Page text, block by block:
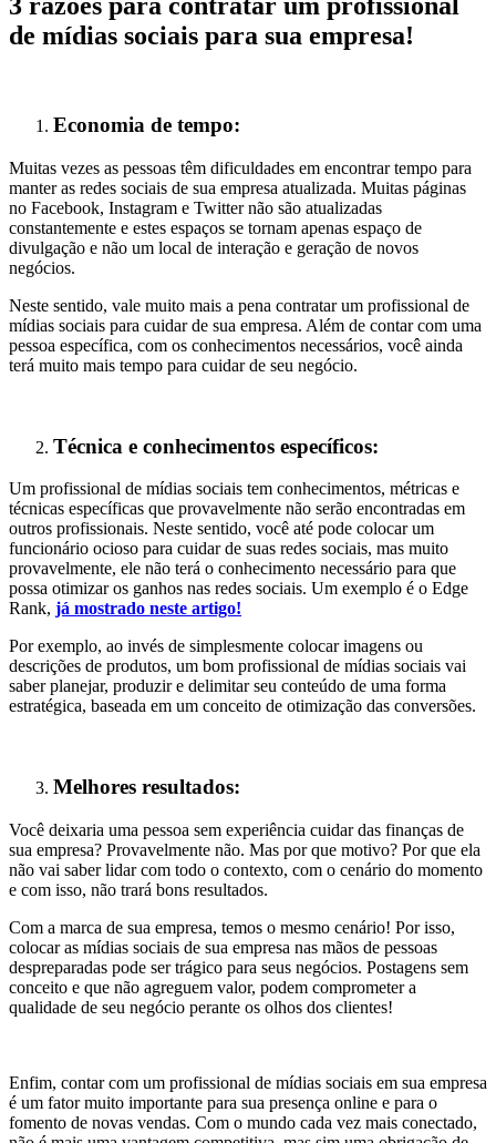
de mídias sociais para sua empresa!
Economia de tempo:
Muitas vezes as pessoas têm dificuldades em encontrar tempo para
manter as redes sociais de sua empresa atualizada. Muitas páginas
no Facebook, Instagram e Twitter não são atualizadas
constantemente e estes espaços se tornam apenas espaço de
divulgação e não um local de interação e geração de novos
negócios.
Neste sentido, vale muito mais a pena contratar um profissional de
mídias sociais para cuidar de sua empresa. Além de contar com uma
pessoa específica, com os conhecimentos necessários, você ainda
terá muito mais tempo para cuidar de seu negócio.
Técnica e conhecimentos específicos:
Um profissional de mídias sociais tem conhecimentos, métricas e
técnicas específicas que provavelmente não serão encontradas em
outros profissionais. Neste sentido, você até pode colocar um
funcionário ocioso para cuidar de suas redes sociais, mas muito
provavelmente, ele não terá o conhecimento necessário para que
possa otimizar os ganhos nas redes sociais. Um exemplo é o Edge
Rank, já mostrado neste artigo!
Por exemplo, ao invés de simplesmente colocar imagens ou
descrições de produtos, um bom profissional de mídias sociais vai
saber planejar, produzir e delimitar seu conteúdo de uma forma
estratégica, baseada em um conceito de otimização das conversões.
Melhores resultados:
Você deixaria uma pessoa sem experiência cuidar das finanças de
sua empresa? Provavelmente não. Mas por que motivo? Por que ela
não vai saber lidar com todo o contexto, com o cenário do momento
e com isso, não trará bons resultados.
Com a marca de sua empresa, temos o mesmo cenário! Por isso,
colocar as mídias sociais de sua empresa nas mãos de pessoas
despreparadas pode ser trágico para seus negócios. Postagens sem
conceito e que não agreguem valor, podem comprometer a
qualidade de seu negócio perante os olhos dos clientes!
Enfim, contar com um profissional de mídias sociais em sua empresa
é um fator muito importante para sua presença online e para o
fomento de novas vendas. Com o mundo cada vez mais conectado,